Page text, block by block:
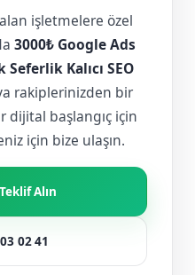
işletmelere özel
3000₺ Google Ads
Seferlik Kalıcı SEO
rakiplerinizden bir
dijital başlangıç için
için bize ulaşın.
Alın
02 41